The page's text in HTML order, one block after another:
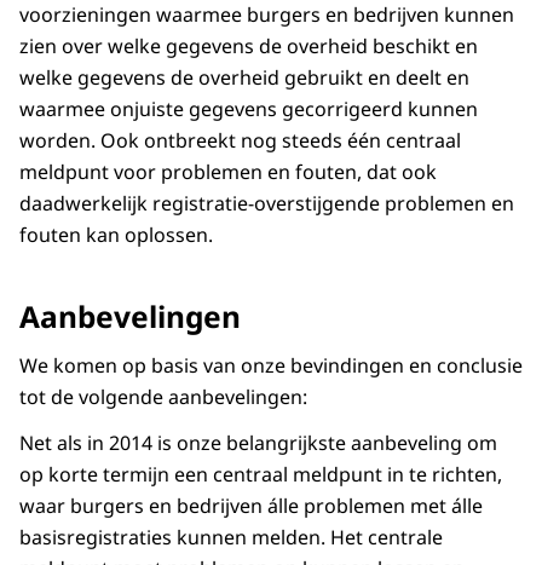
voorzieningen waarmee burgers en bedrijven kunnen
zien over welke gegevens de overheid beschikt en
welke gegevens de overheid gebruikt en deelt en
waarmee onjuiste gegevens gecorrigeerd kunnen
worden. Ook ontbreekt nog steeds één centraal
meldpunt voor problemen en fouten, dat ook
daadwerkelijk registratie-overstijgende problemen en
fouten kan oplossen.
Aanbevelingen
We komen op basis van onze bevindingen en conclusie
tot de volgende aanbevelingen:
Net als in 2014 is onze belangrijkste aanbeveling om
op korte termijn een centraal meldpunt in te richten,
waar burgers en bedrijven álle problemen met álle
basisregistraties kunnen melden. Het centrale